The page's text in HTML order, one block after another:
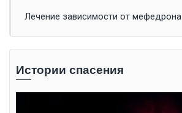
Лечение зависимости от мефедрона
Истории спасения